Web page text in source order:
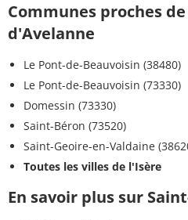
Communes proches
d'Avelanne
Le Pont-de-Beauvoisin (38480)
Le Pont-de-Beauvoisin (73330)
Domessin (73330)
Saint-Béron (73520)
Saint-Geoire-en-Valdaine
Toutes les villes de l'Isère
En savoir plus sur